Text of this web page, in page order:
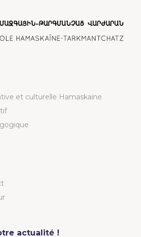
et culturelle Hamaskaïne
actualité !